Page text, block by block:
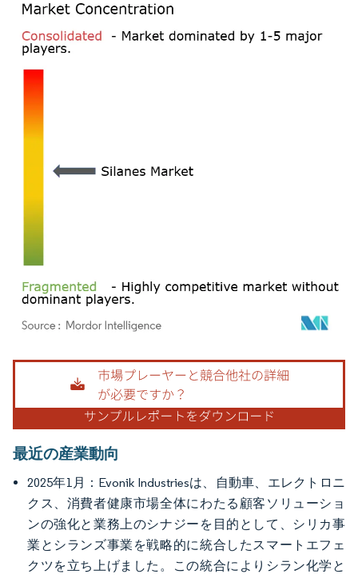
画像 © Mordor Intelligence。再利用にはCC BY 4.0の表示が必要です。
最近の産業動向
2025年1月：Evonik Industriesは、自動車、エレクトロニ
クス、消費者健康市場全体にわたる顧客ソリューショ
ンの強化と業務上のシナジーを目的として、シリカ事
業とシランズ事業を戦略的に統合したスマートエフェ
クツを立ち上げました。この統合によりシラン化学と